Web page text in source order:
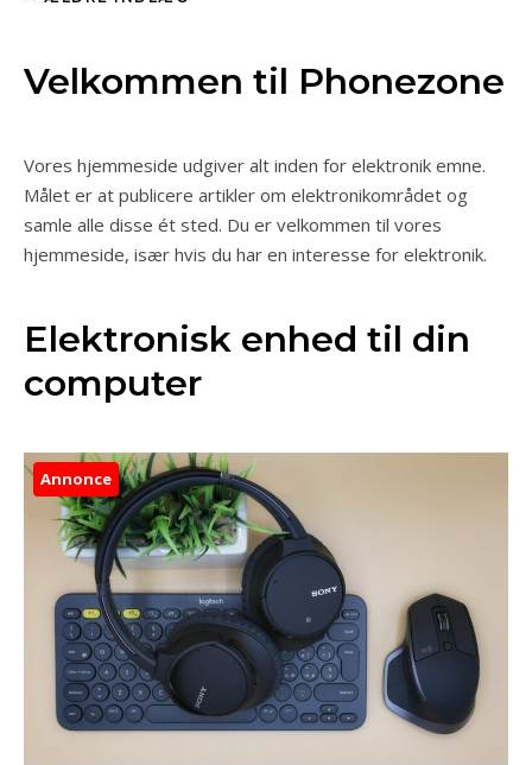
Velkommen til Phonezone
Vores hjemmeside udgiver alt inden for elektronik emne.
Målet er at publicere artikler om elektronikområdet og
samle alle disse ét sted. Du er velkommen til vores
hjemmeside, især hvis du har en interesse for elektronik.
Elektronisk enhed til din
computer
Annonce